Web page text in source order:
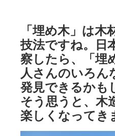
「埋め木」は
技法ですね。日
察したら、「埋
人さんのいろん
発見できるかも
そう思うと、木
楽しくなってき